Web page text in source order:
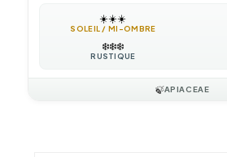
☀️☀️☀️
SOLEIL / MI-OMBRE
❄️❄️❄️
RUSTIQUE
🍃APIACEAE